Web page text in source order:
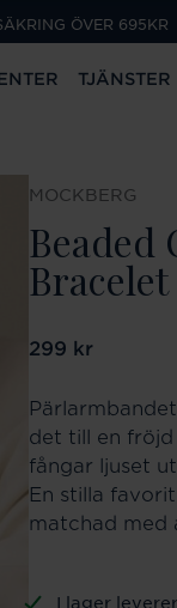
ÖVER 695KR
TJÄNSTER
MOCKBERG
Beaded
Bracelet
Pris :299 kr
299 kr
det till en
fångar ljuset
En stilla
matchad med
I lager